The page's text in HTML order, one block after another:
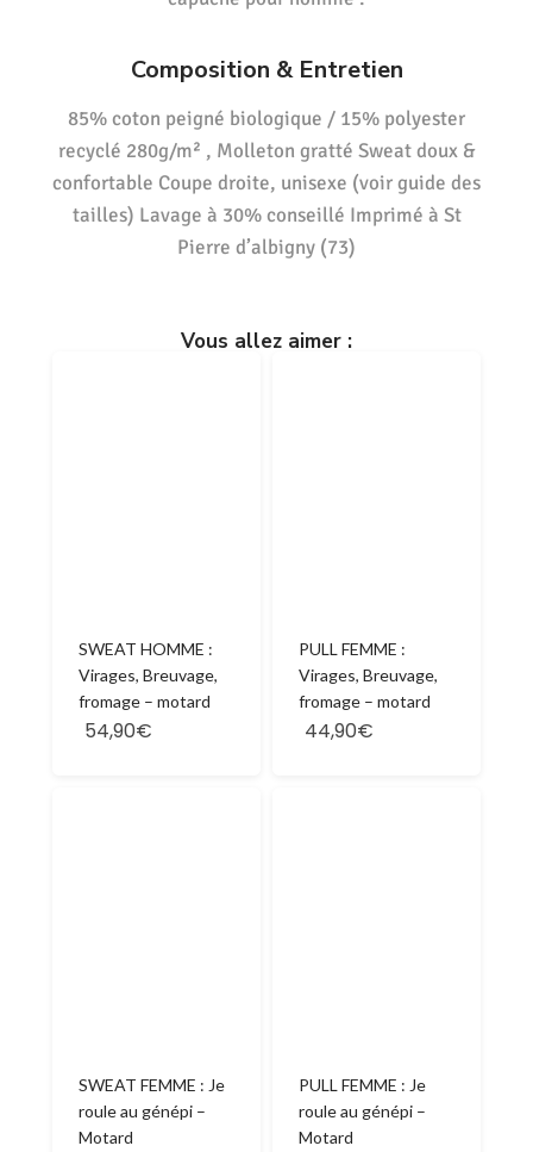
Composition & Entretien
85% coton peigné biologique / 15% polyester
recyclé 280g/m² , Molleton gratté Sweat doux &
confortable Coupe droite, unisexe (voir guide des
tailles) Lavage à 30% conseillé Imprimé à St
Pierre d’albigny (73)
Vous allez aimer :
SWEAT HOMME :
Virages, Breuvage,
fromage – motard
54,90€
PULL FEMME :
Virages, Breuvage,
fromage – motard
44,90€
SWEAT FEMME : Je
roule au génépi –
Motard
PULL FEMME : Je
roule au génépi –
Motard